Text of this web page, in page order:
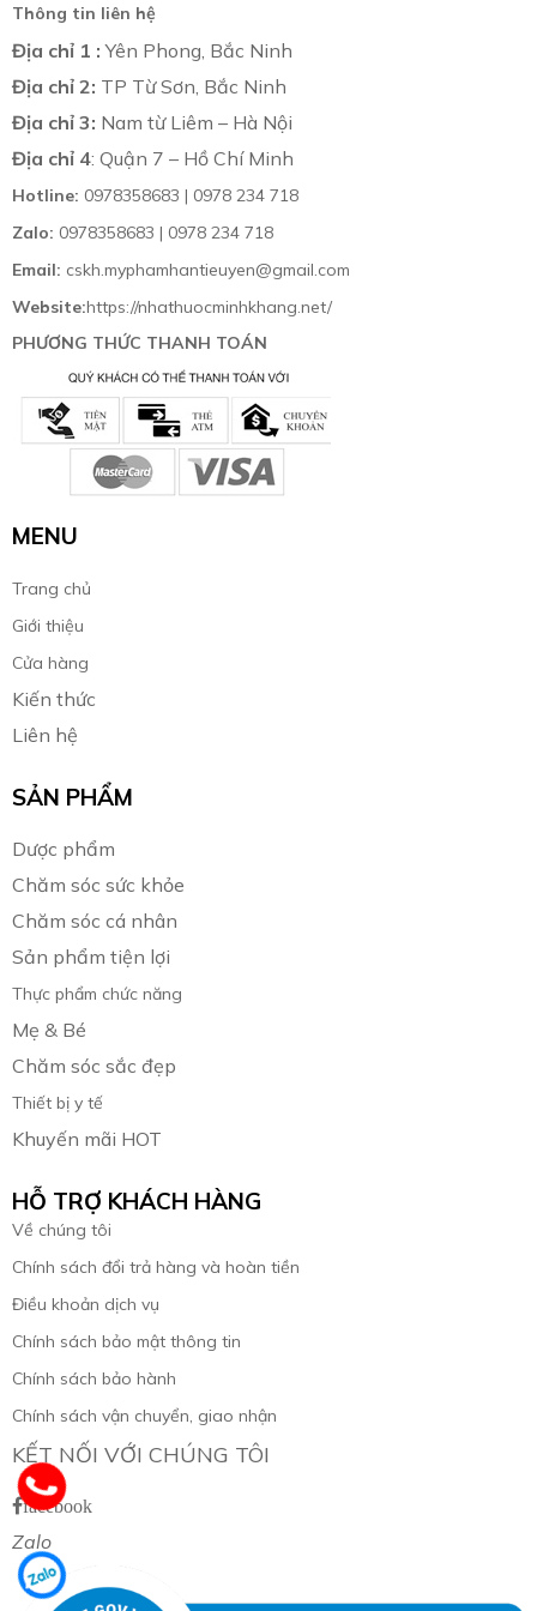
Thông tin liên hệ
Địa chỉ 1 :Yên Phong, Bắc Ninh
Địa chỉ 2: TP Từ Sơn, Bắc Ninh
Địa chỉ 3: Nam từ Liêm – Hà Nội
Địa chỉ 4: Quận 7 – Hồ Chí Minh
Hotline: 0978358683 | 0978 234 718
Zalo: 0978358683 | 0978 234 718
Email: cskh.myphamhantieuyen@gmail.com
Website:https://nhathuocminhkhang.net/
PHƯƠNG THỨC THANH TOÁN
MENU
Trang chủ
Giới thiệu
Cửa hàng
Kiến thức
Liên hệ
SẢN PHẨM
Dược phẩm
Chăm sóc sức khỏe
Chăm sóc cá nhân
Sản phẩm tiện lợi
Thực phẩm chức năng
Mẹ & Bé
Chăm sóc sắc đẹp
Thiết bị y tế
Khuyến mãi HOT
HỖ TRỢ KHÁCH HÀNG
Về chúng tôi
Chính sách đổi trả hàng và hoàn tiền
Điều khoản dịch vụ
Chính sách bảo mật thông tin
Chính sách bảo hành
Chính sách vận chuyển, giao nhận
KẾT NỐI VỚI CHÚNG TÔI
facebook
Zalo